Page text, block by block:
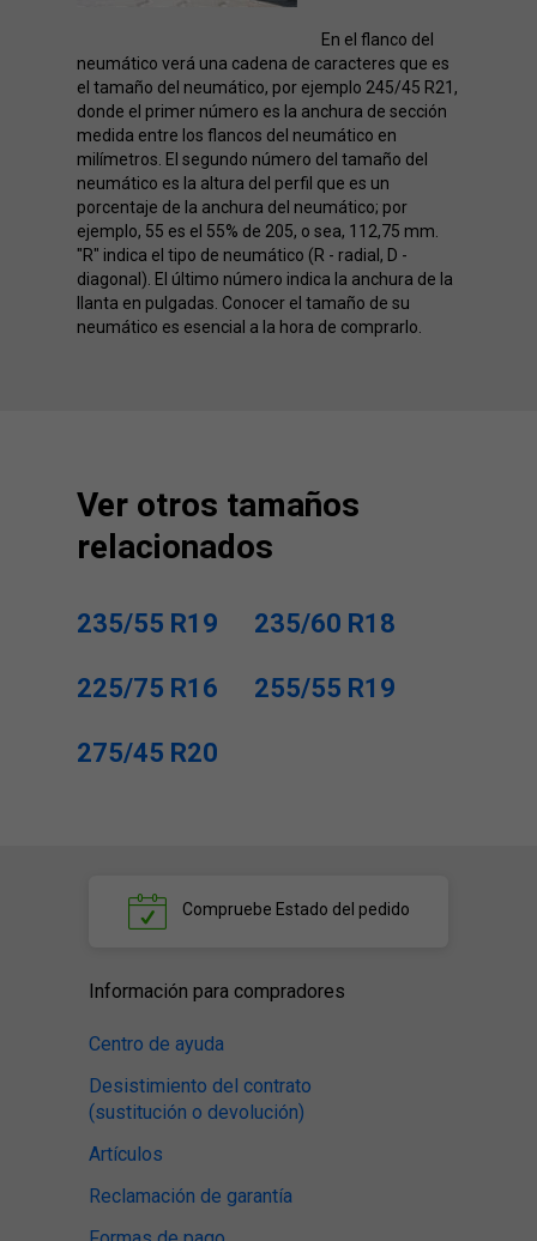
En el flanco del
neumático verá una cadena de caracteres que es
el tamaño del neumático, por ejemplo 245/45 R21,
donde el primer número es la anchura de sección
medida entre los flancos del neumático en
milímetros. El segundo número del tamaño del
neumático es la altura del perfil que es un
porcentaje de la anchura del neumático; por
ejemplo, 55 es el 55% de 205, o sea, 112,75 mm.
"R" indica el tipo de neumático (R - radial, D -
diagonal). El último número indica la anchura de la
llanta en pulgadas. Conocer el tamaño de su
neumático es esencial a la hora de comprarlo.
Ver otros tamaños
relacionados
235/55 R19 235/60 R18
225/75 R16 255/55 R19
275/45 R20
Compruebe Estado del pedido
Información para compradores
Centro de ayuda
Desistimiento del contrato
(sustitución o devolución)
Artículos
Reclamación de garantía